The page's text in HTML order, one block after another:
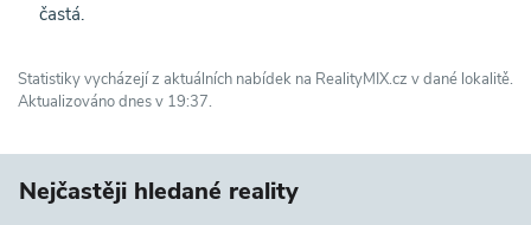
častá.
Statistiky vycházejí z aktuálních nabídek na RealityMIX.cz v dané lokalitě.
Aktualizováno dnes v 19:37.
Nejčastěji hledané reality